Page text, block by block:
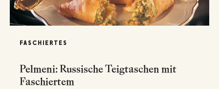
FASCHIERTES
Pelmeni: Russische Teigtaschen mit
Faschiertem